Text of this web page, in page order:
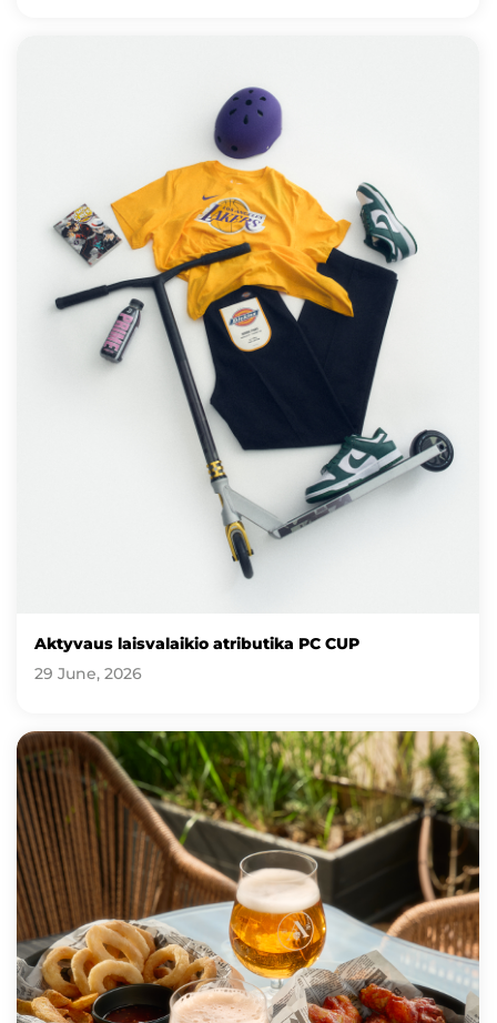
Aktyvaus laisvalaikio atributika PC CUP
29 June, 2026